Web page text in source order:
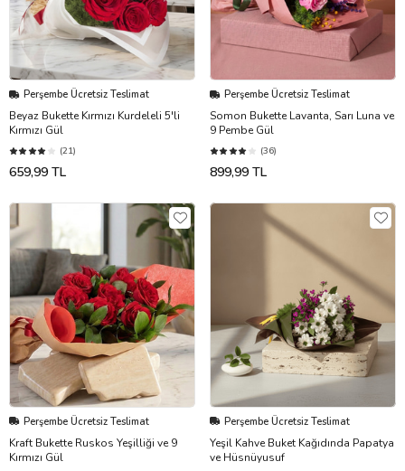
Perşembe Ücretsiz Teslimat
Beyaz Bukette Kırmızı Kurdeleli 5'li
Kırmızı Gül
(21)
659,99 TL
Perşembe Ücretsiz Teslimat
Somon Bukette Lavanta, Sarı Luna ve
9 Pembe Gül
(36)
899,99 TL
Perşembe Ücretsiz Teslimat
Kraft Bukette Ruskos Yeşilliği ve 9
Kırmızı Gül
Perşembe Ücretsiz Teslimat
Yeşil Kahve Buket Kağıdında Papatya
ve Hüsnüyusuf